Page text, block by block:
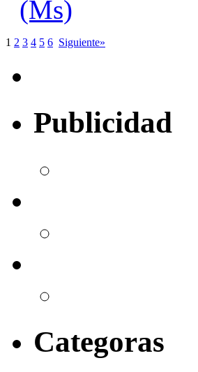
(Ms)
1 2 3 4 5 6 Siguiente»
Publicidad
Categoras